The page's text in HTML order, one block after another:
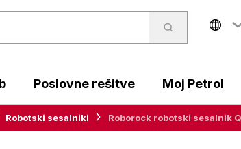
Poslovne rešitve Moj Petrol
Robotski sesalniki Roborock robotski sesalnik